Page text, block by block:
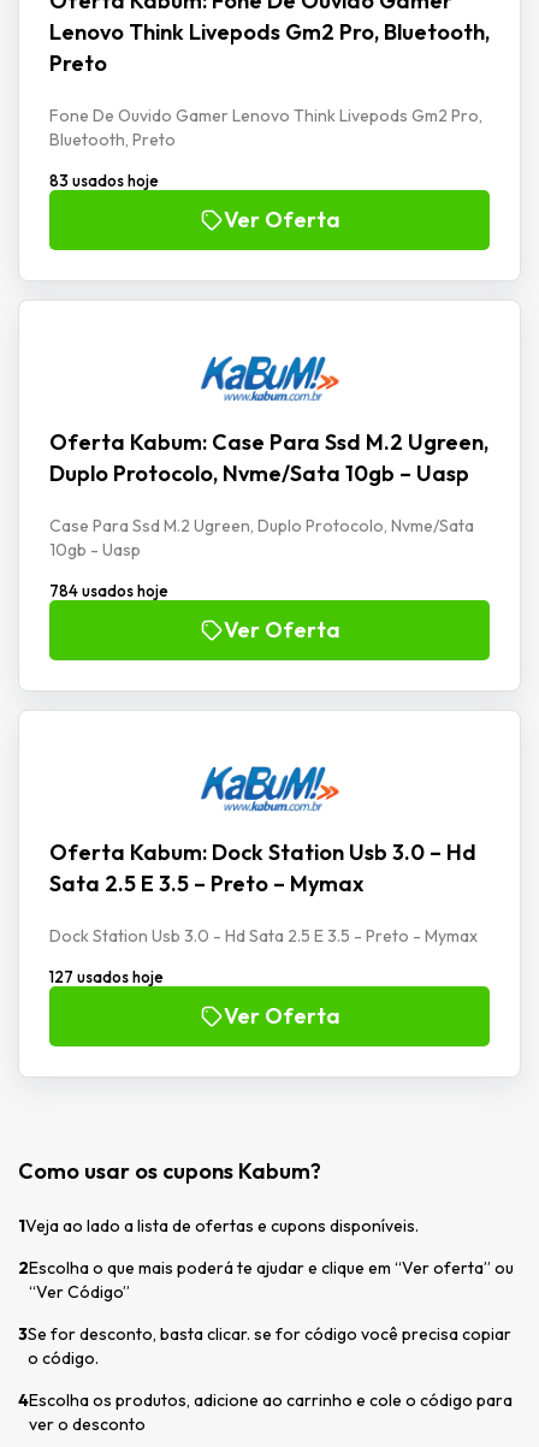
Lenovo Think Livepods Gm2 Pro, Bluetooth,
Preto
Fone De Ouvido Gamer Lenovo Think Livepods Gm2 Pro,
Bluetooth, Preto
83 usados hoje
Ver Oferta
Oferta Kabum: Case Para Ssd M.2 Ugreen,
Duplo Protocolo, Nvme/Sata 10gb – Uasp
Case Para Ssd M.2 Ugreen, Duplo Protocolo, Nvme/Sata
10gb - Uasp
784 usados hoje
Ver Oferta
Oferta Kabum: Dock Station Usb 3.0 – Hd
Sata 2.5 E 3.5 – Preto – Mymax
Dock Station Usb 3.0 - Hd Sata 2.5 E 3.5 - Preto - Mymax
127 usados hoje
Ver Oferta
Como usar os cupons Kabum?
1Veja ao lado a lista de ofertas e cupons disponíveis.
2Escolha o que mais poderá te ajudar e clique em “Ver oferta” ou
“Ver Código”
3Se for desconto, basta clicar. se for código você precisa copiar
o código.
4Escolha os produtos, adicione ao carrinho e cole o código para
ver o desconto